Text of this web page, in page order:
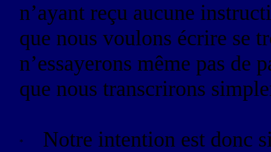
n’ayant reçu aucune
que nous voulons écrire se
n’essayerons même pas de
que nous transcrirons
Notre intention est donc